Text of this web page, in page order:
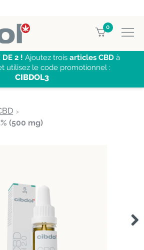
0
DE 2 ! Ajoutez trois articles CBDà
utilisez le code promotionnel :
CIBDOL3
(500 mg)